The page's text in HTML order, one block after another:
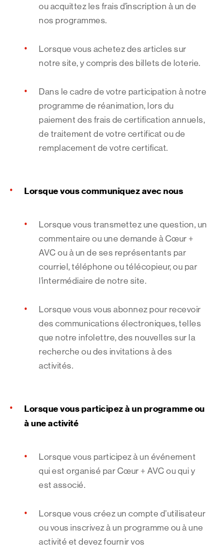
ou acquittez les frais d’inscription à un de
nos programmes.
Lorsque vous achetez des articles sur
notre site, y compris des billets de loterie.
Dans le cadre de votre participation à notre
programme de réanimation, lors du
paiement des frais de certification annuels,
de traitement de votre certificat ou de
remplacement de votre certificat.
Lorsque vous communiquez avec nous
Lorsque vous transmettez une question, un
commentaire ou une demande à Cœur +
AVC ou à un de ses représentants par
courriel, téléphone ou télécopieur, ou par
l’intermédiaire de notre site.
Lorsque vous vous abonnez pour recevoir
des communications électroniques, telles
que notre infolettre, des nouvelles sur la
recherche ou des invitations à des
activités.
Lorsque vous participez à un programme ou
à une activité
Lorsque vous participez à un événement
qui est organisé par Cœur + AVC ou qui y
est associé.
Lorsque vous créez un compte d’utilisateur
ou vous inscrivez à un programme ou à une
activité et devez fournir vos